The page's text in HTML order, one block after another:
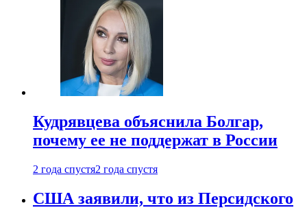
Кудрявцева объяснила Болгар,
почему ее не поддержат в России
2 года спустя2 года спустя
США заявили, что из Персидского